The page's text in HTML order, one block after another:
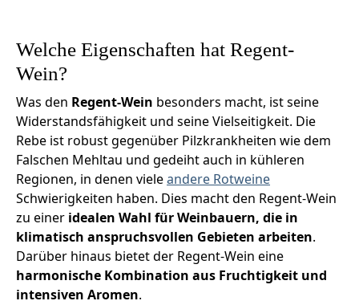
Welche Eigenschaften hat Regent-
Wein?
Was den Regent-Wein besonders macht, ist seine
Widerstandsfähigkeit und seine Vielseitigkeit. Die
Rebe ist robust gegenüber Pilzkrankheiten wie dem
Falschen Mehltau und gedeiht auch in kühleren
Regionen, in denen vieleandere Rotweine
Schwierigkeiten haben. Dies macht den Regent-Wein
zu einer idealen Wahl für Weinbauern, die in
klimatisch anspruchsvollen Gebieten arbeiten.
Darüber hinaus bietet der Regent-Wein eine
harmonische Kombination aus Fruchtigkeit und
intensiven Aromen.